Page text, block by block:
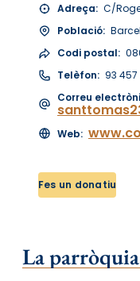
Adreça: C/
Població:
Codi postal:
Telèfon: 93 457
Correu
Web:
Fes un donatiu
La parròquia